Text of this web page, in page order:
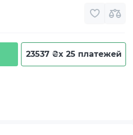
23537 ₴x 25 платежей